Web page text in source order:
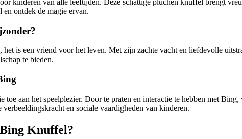
ontdek de magie ervan.
is een vriend voor het leven. Met zijn zachte vacht en liefdevolle
te bieden.
toe aan het speelplezier. Door te praten en interactie te hebben met
en sociale vaardigheden van kinderen.
Knuffel?